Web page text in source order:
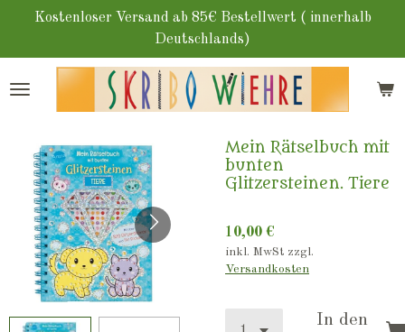
Zum
springen
Kostenloser Versand ab 85€ Bestellwert ( innerhalb
Deutschlands)
Mein Rätselbuch mit
bunten
Glitzersteinen. Tiere
10,00 €
inkl. MwSt zzgl.
Versandkosten
In den